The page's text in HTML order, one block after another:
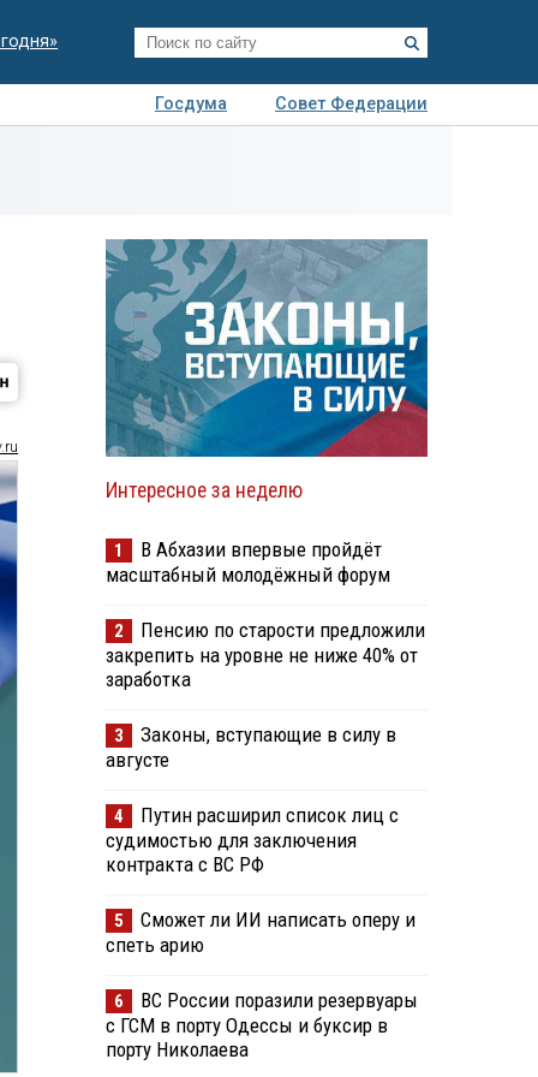
Госдума
Совет Федерации
Интересное за неделю
1
В Абхазии впервые пройдёт
масштабный молодёжный форум
2
Пенсию по старости предложили
закрепить на уровне не ниже 40% от
заработка
3
Законы, вступающие в силу в
августе
4
Путин расширил список лиц с
судимостью для заключения
контракта с ВС РФ
5
Сможет ли ИИ написать оперу и
спеть арию
6
ВС России поразили резервуары
с ГСМ в порту Одессы и буксир в
порту Николаева